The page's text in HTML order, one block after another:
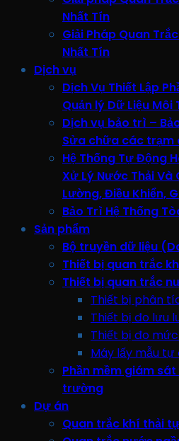
Nhất Tín
Giải Pháp Quan
Nhất Tín
Dịch vụ
Dịch Vụ Thiết Lập
Quản lý Dữ Liệu
Dịch vụ bảo trì –
Sửa chữa các trạm
Hệ Thống Tự Động
Xử Lý Nước Thải Và
Lường, Điều Khiển,
Bảo Trì Hệ Thống
Sản phẩm
Bộ truyền dữ liệu
Thiết bị quan trắc
Thiết bị quan trắc
Thiết bị phân
Thiết bị đo lưu
Thiết bị đo
Máy lấy mẫu tự
Phần mềm giám
trường
Dự án
Quan trắc khí thải